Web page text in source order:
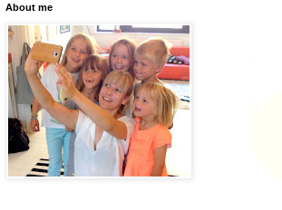
About me